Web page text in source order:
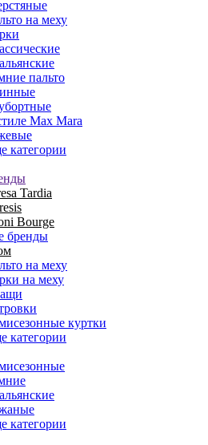
на меху
пальто
Max Mara
категории
Tardia
Bourge
бренды
на меху
на меху
куртки
категории
категории